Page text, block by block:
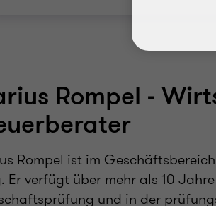
Rompel -
Rompel ist im
Er verfügt über mehr als 10
und in der